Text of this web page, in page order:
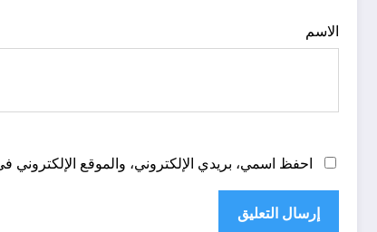
الاسم
احفظ اسمي، بريدي الإلكتروني، والموقع الإلكتروني